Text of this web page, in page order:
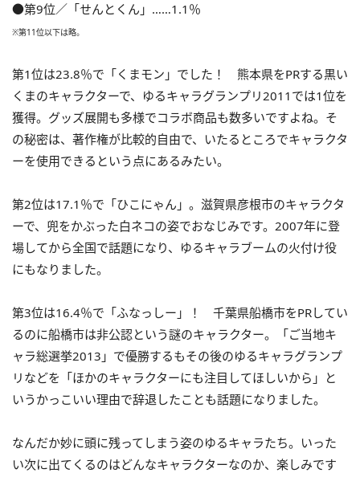
●第9位／「せんとくん」……1.1％
※第11位以下は略。
第1位は23.8％で「くまモン」でした！ 熊本県をPRする黒い
くまのキャラクターで、ゆるキャラグランプリ2011では1位を
獲得。グッズ展開も多様でコラボ商品も数多いですよね。そ
の秘密は、著作権が比較的自由で、いたるところでキャラクタ
ーを使用できるという点にあるみたい。
第2位は17.1％で「ひこにゃん」。滋賀県彦根市のキャラクタ
ーで、兜をかぶった白ネコの姿でおなじみです。2007年に登
場してから全国で話題になり、ゆるキャラブームの火付け役
にもなりました。
第3位は16.4％で「ふなっしー」！ 千葉県船橋市をPRしてい
るのに船橋市は非公認という謎のキャラクター。「ご当地キ
ャラ総選挙2013」で優勝するもその後のゆるキャラグランプ
リなどを「ほかのキャラクターにも注目してほしいから」と
いうかっこいい理由で辞退したことも話題になりました。
なんだか妙に頭に残ってしまう姿のゆるキャラたち。いった
い次に出てくるのはどんなキャラクターなのか、楽しみです